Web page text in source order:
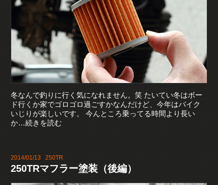
冬なんで釣りに行く気になれません。笑 たいてい冬はボー
ド行くか家でゴロゴロ過ごすかなんだけど、今年はバイク
いじりが楽しいです。 今んところ乗ってる時間より長い
か…続きを読む
2014/01/13250TR
250TRマフラー塗装（後編）